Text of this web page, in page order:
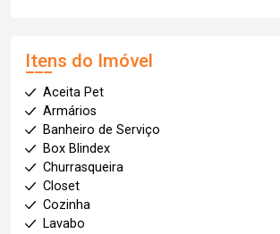
Itens do Imóvel
Aceita Pet
Armários
Banheiro de Serviço
Box Blindex
Churrasqueira
Closet
Cozinha
Lavabo